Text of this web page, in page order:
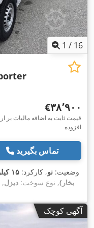
1 / 16
‎€۳۸٬۹۰۰
قیمت ثابت به اضافه مالیات بر
افزوده
تماس بگیرید
وضعیت: نو, کارکرد: ۱۵ کیلومتر
بخار), نوع سوخت: دیزل,
,
عرض کل:۲٬۴۰۰ میلی‌متر
بارگیری: ۵٬۰۰۰ میلی‌متر آگهی کوچک